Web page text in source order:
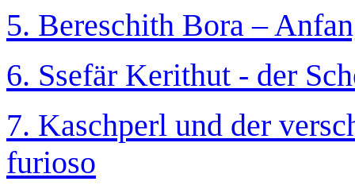
5. Bereschith Bora –
6. Ssefär Kerithut - der
7. Kaschperl und der
furioso